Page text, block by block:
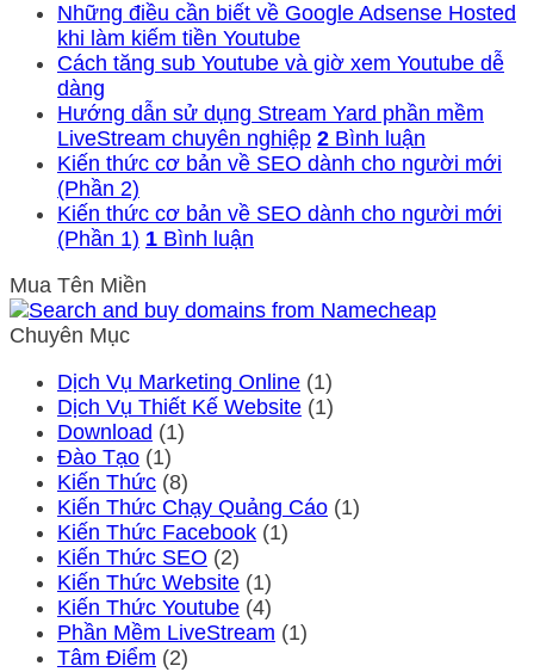
Những điều cần biết về Google Adsense Hosted
khi làm kiếm tiền Youtube
Cách tăng sub Youtube và giờ xem Youtube dễ
dàng
Hướng dẫn sử dụng Stream Yard phần mềm
LiveStream chuyên nghiệp 2 Bình luận
Kiến thức cơ bản về SEO dành cho người mới
(Phần 2)
Kiến thức cơ bản về SEO dành cho người mới
(Phần 1) 1 Bình luận
Mua Tên Miền
Chuyên Mục
Dịch Vụ Marketing Online (1)
Dịch Vụ Thiết Kế Website (1)
Download (1)
Đào Tạo (1)
Kiến Thức (8)
Kiến Thức Chạy Quảng Cáo (1)
Kiến Thức Facebook (1)
Kiến Thức SEO (2)
Kiến Thức Website (1)
Kiến Thức Youtube (4)
Phần Mềm LiveStream (1)
Tâm Điểm (2)